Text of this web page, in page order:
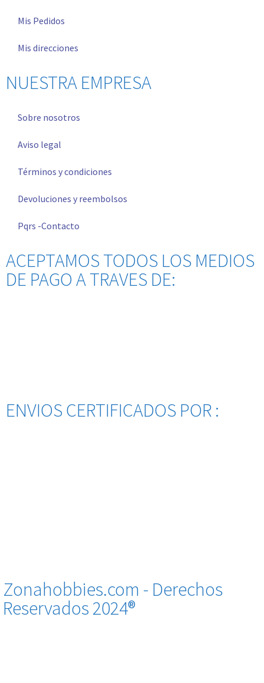
Mis Pedidos
Mis direcciones
NUESTRA EMPRESA
Sobre nosotros
Aviso legal
Términos y condiciones
Devoluciones y reembolsos
Pqrs -Contacto
ACEPTAMOS TODOS LOS MEDIOS
DE PAGO A TRAVES DE:
ENVIOS CERTIFICADOS POR :
Zonahobbies.com - Derechos
Reservados 2024®